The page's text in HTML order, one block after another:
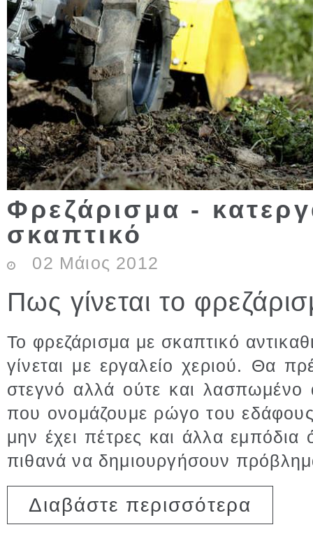
Φρεζάρισμα -
σκαπτικό
02 Μάιος 2012
Πως γίνεται το
Το φρεζάρισμα με σκαπτικό
γίνεται με εργαλείο χεριού. Θα
στεγνό αλλά ούτε και λασπωμένο
που ονομάζουμε ρώγο του
μην έχει πέτρες και άλλα
πιθανά να δημιουργήσουν
Διαβάστε περισσότερα